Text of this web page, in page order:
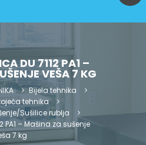
DU 7112 PA1 –
VEŠA 7 KG
Bijela tehnika
tehnika
Sušilice rublja
PA1 – Mašina za sušenje
7 kg